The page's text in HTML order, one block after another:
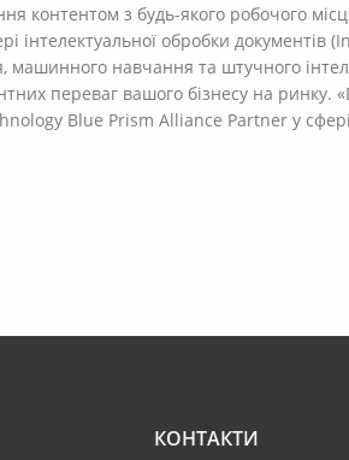
контентом з будь-якого робочого
інтелектуальної обробки
машинного навчання та штучного
переваг вашого бізнесу на ринку.
Blue Prism Alliance Partner у сфері
КОНТАКТИ